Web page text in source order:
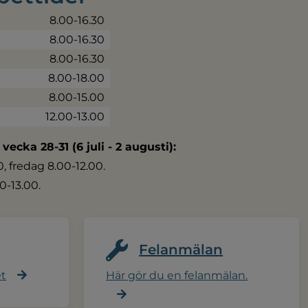
8.00-16.30
8.00-16.30
8.00-16.30
8.00-18.00
8.00-15.00
12.00-13.00
28-31 (6 juli - 2 augusti):
fredag 8.00-12.00.
13.00.
Felanmälan
Här gör du en felanmälan.